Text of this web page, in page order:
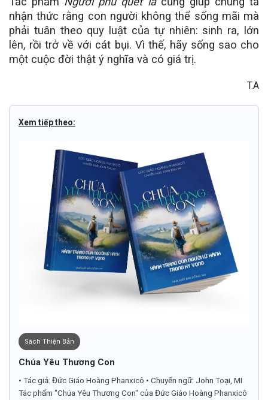
nhận thức rằng con người không thể sống mãi mà
phải tuân theo quy luật của tự nhiên: sinh ra, lớn
lên, rồi trở về với cát bụi. Vì thế, hãy sống sao cho
một cuộc đời thật ý nghĩa và có giá trị.
T.A
Xem tiếp theo:
Sách Thiện Bản
Chúa Yêu Thương Con
• Tác giả: Đức Giáo Hoàng Phanxicô • Chuyển ngữ: John Toại, MI
Tác phẩm "Chúa Yêu Thương Con" của Đức Giáo Hoàng Phanxicô